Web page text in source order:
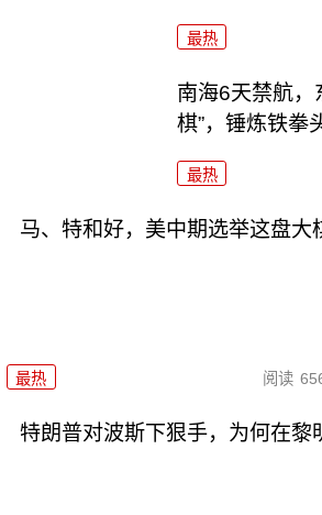
最热
南海6天禁航，
棋”，锤炼铁拳
最热
马、特和好，美中期选举这盘大
最热 阅读
特朗普对波斯下狠手，为何在黎